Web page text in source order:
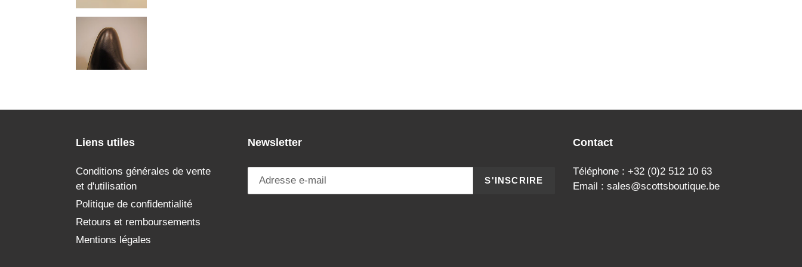
Liens utiles
Conditions générales de vente
et d'utilisation
Politique de confidentialité
Retours et remboursements
Mentions légales
Newsletter
S'INSCRIRE
Contact
Téléphone : +32 (0)2 512 10 63
Email : sales@scottsboutique.be